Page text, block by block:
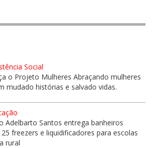
Social
o Projeto Mulheres Abraçando mulheres
mudado histórias e salvado vidas.
Adelbarto Santos entrega banheiros
freezers e liquidificadores para escolas
rural